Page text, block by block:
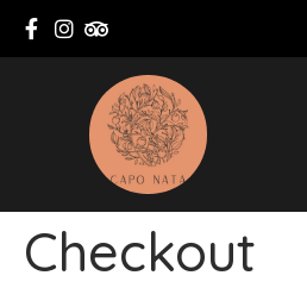
Checkout